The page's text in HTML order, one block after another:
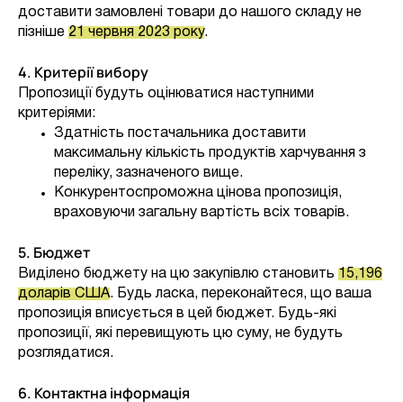
доставити замовлені товари до нашого складу не
пізніше 21 червня 2023 року.
4. Критерії вибору
Пропозиції будуть оцінюватися наступними
критеріями:
Здатність постачальника доставити
максимальну кількість продуктів харчування з
переліку, зазначеного вище.
Конкурентоспроможна цінова пропозиція,
враховуючи загальну вартість всіх товарів.
5. Бюджет
Виділено бюджету на цю закупівлю становить 15,196
доларів США. Будь ласка, переконайтеся, що ваша
пропозиція вписується в цей бюджет. Будь-які
пропозиції, які перевищують цю суму, не будуть
розглядатися.
6. Контактна інформація